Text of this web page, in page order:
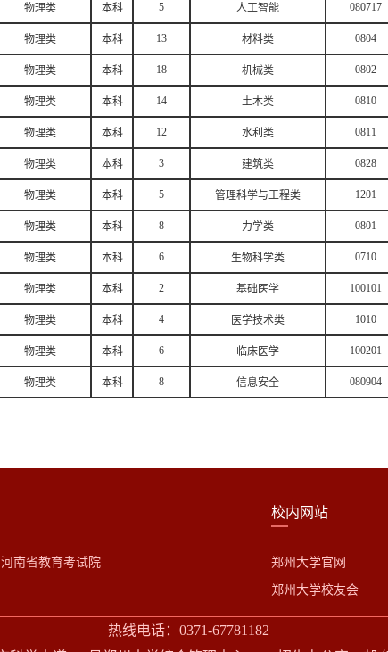
物理类 本科 5 人工智能 080717
物理类 本科 13 材料类 0804
物理类 本科 18 机械类 0802
物理类 本科 14 土木类 0810
物理类 本科 12 水利类 0811
物理类 本科 3 建筑类 0828
物理类 本科 5 管理科学与工程类 1201
物理类 本科 8 力学类 0801
物理类 本科 6 生物科学类 0710
物理类 本科 2 基础医学 100101
物理类 本科 4 医学技术类 1010
物理类 本科 6 临床医学 100201
物理类 本科 8 信息安全 080904
河南省教育考试院
校内网站
郑州大学官网
郑州大学校友会
热线电话：0371-67781182